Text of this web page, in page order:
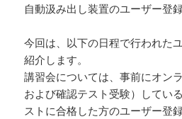
自動汲み出し装置のユーザー登
今回は、以下の日程で行われた
紹介します。
講習会については、事前にオン
および確認テスト受験）してい
ストに合格した方のユーザー登